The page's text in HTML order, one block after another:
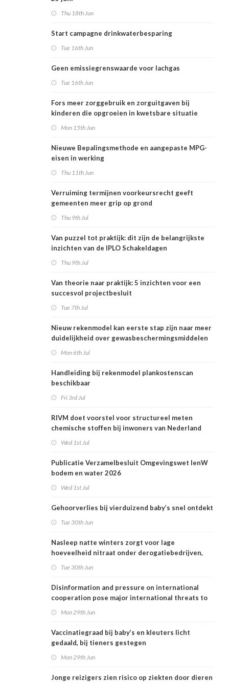
Thu 18th Jun
Start campagne drinkwaterbesparing
Tue 16th Jun
Geen emissiegrenswaarde voor lachgas
Tue 16th Jun
Fors meer zorggebruik en zorguitgaven bij
kinderen die opgroeien in kwetsbare situatie
Mon 15th Jun
Nieuwe Bepalingsmethode en aangepaste MPG-
eisen in werking
Thu 11th Jun
Verruiming termijnen voorkeursrecht geeft
gemeenten meer grip op grond
Thu 9th Jul
Van puzzel tot praktijk: dit zijn de belangrijkste
inzichten van de IPLO Schakeldagen
Thu 9th Jul
Van theorie naar praktijk: 5 inzichten voor een
succesvol projectbesluit
Tue 7th Jul
Nieuw rekenmodel kan eerste stap zijn naar meer
duidelijkheid over gewasbeschermingsmiddelen
Mon 6th Jul
Handleiding bij rekenmodel plankostenscan
beschikbaar
Fri 3rd Jul
RIVM doet voorstel voor structureel meten
chemische stoffen bij inwoners van Nederland
Wed 1st Jul
Publicatie Verzamelbesluit Omgevingswet IenW
bodem en water 2026
Wed 1st Jul
Gehoorverlies bij vierduizend baby’s snel ontdekt
Tue 30th Jun
Nasleep natte winters zorgt voor lage
hoeveelheid nitraat onder derogatiebedrijven,
Tue 30th Jun
Disinformation and pressure on international
cooperation pose major international threats to
Mon 29th Jun
Vaccinatiegraad bij baby’s en kleuters licht
gedaald, bij tieners gestegen
Mon 29th Jun
Jonge reizigers zien risico op ziekten door dieren